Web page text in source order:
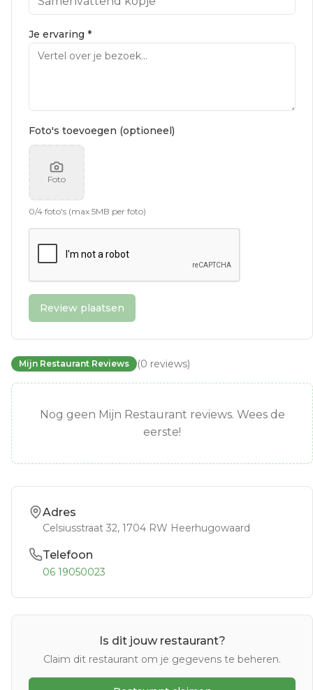
Je ervaring *
Foto's toevoegen (optioneel)
Foto
0/4 foto's (max 5MB per foto)
Review plaatsen
Mijn Restaurant Reviews (0 reviews)
Nog geen Mijn Restaurant reviews. Wees de
eerste!
Adres
Celsiusstraat 32, 1704 RW Heerhugowaard
Telefoon
06 19050023
Is dit jouw restaurant?
Claim dit restaurant om je gegevens te beheren.